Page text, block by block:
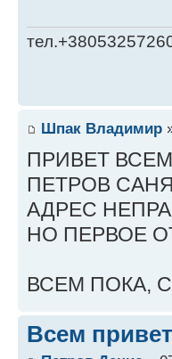
Шпак Владимир
ПРИВЕТ
ПЕТРОВ
АДРЕС
НО ПЕРВОЕ
ВСЕМ ПОКА,
Всем